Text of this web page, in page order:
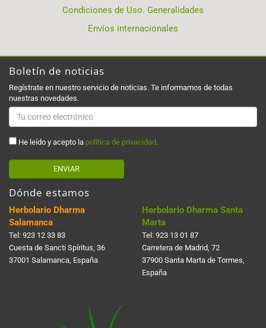
Condiciones de Uso. Generalidades
Envíos internacionales
Boletín de noticias
Regístrate en nuestro servicio de noticias. Te informamos de todas
nuestras novedades.
He leído y acepto la política de privacidad .
ENVIAR
Dónde estamos
Herbolario Dharma
Salamanca
Tel: 923 12 33 83
Cuesta de Sancti Spí­ritus, 36
37001 Salamanca, España
Herbolario Dharma Santa
Marta
Tel: 923 13 01 87
Carretera de Madrid, 72
37900 Santa Marta de Tormes,
España